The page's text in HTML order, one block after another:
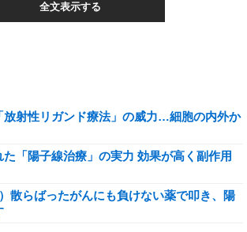
全文表示する
放射性リガンド療法」の威力…細胞の内外か
「陽子線治療」の実力 効果が高く副作用
散らばったがんにも負けない薬で叩き、陽